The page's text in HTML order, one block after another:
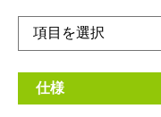
仕様